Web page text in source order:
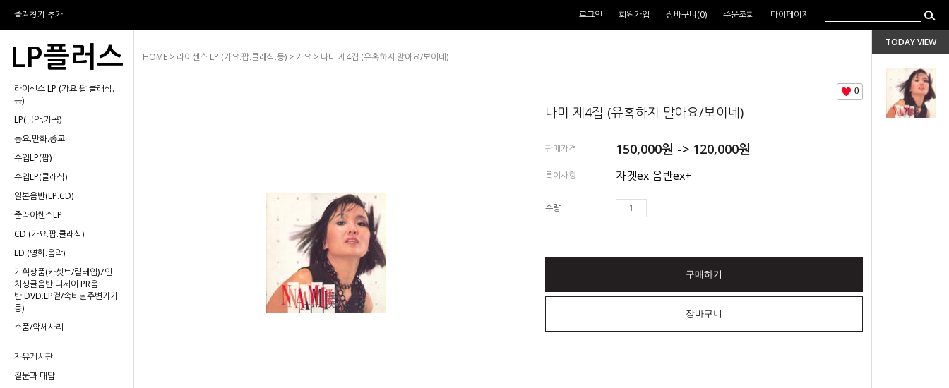
TODAY VIEW
즐겨찾기 추가 로그인 회원가입 장바구니(0) 주문조회 마이페이지
LP플러스
라이센스 LP (가요.팝.클래식.
등)
LP(국악.가곡)
동요.만화.종교
수입LP(팝)
수입LP(클래식)
일본음반(LP.CD)
준라이쎈스LP
CD (가요.팝.클래식)
LD (영화.음악)
기획상품(카셋트/릴테입)7인
치싱글음반.디제이 PR음
반.DVD.LP겉/속비닐주변기기
등)
소품/악세사리
자유게시판
질문과 대답
HOME > 라이센스 LP (가요.팝.클래식.등) > 가요 > 나미 제4집 (유혹하지 말아요/보이네)
0
나미 제4집 (유혹하지 말아요/보이네)
판매가격 150,000원 -> 120,000원
특이사항 자켓ex 음반ex+
수량
구매하기
장바구니